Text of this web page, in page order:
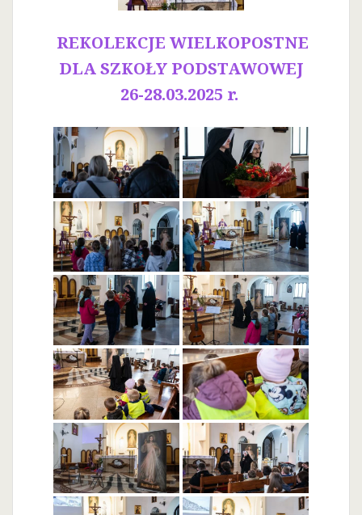
REKOLEKCJE WIELKOPOSTNE
DLA SZKOŁY PODSTAWOWEJ
26-28.03.2025 r.